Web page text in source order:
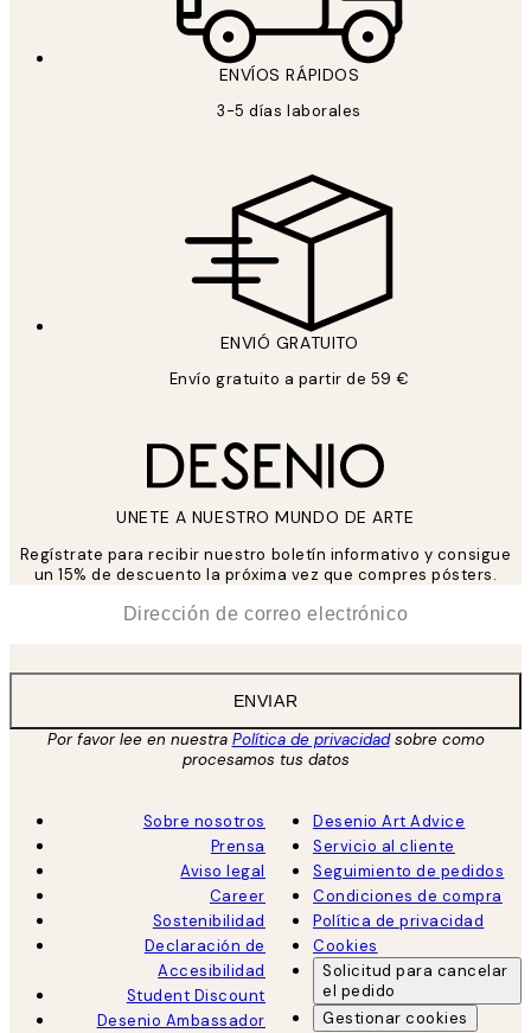
ENVÍOS RÁPIDOS
3-5 días laborales
ENVIÓ GRATUITO
Envío gratuito a partir de 59 €
UNETE A NUESTRO MUNDO DE ARTE
Regístrate para recibir nuestro boletín informativo y consigue
un 15% de descuento la próxima vez que compres pósters.
ENVIAR
Por favor lee en nuestra Política de privacidadsobre como
procesamos tus datos
Sobre nosotros
Prensa
Aviso legal
Career
Sostenibilidad
Declaración de
Accesibilidad
Student Discount
Desenio Ambassador
Desenio Art Advice
Servicio al cliente
Seguimiento de pedidos
Condiciones de compra
Política de privacidad
Cookies
Solicitud para cancelar
el pedido
Gestionar cookies